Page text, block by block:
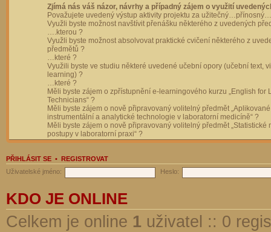
Zjímá nás váš názor, návrhy a případný zájem o využití
Považujete uvedený výstup aktivity projektu za
Využli byste možnost navštívit přenášku některého z uvedených
….kterou ?
Využli byste možnost absolvovat praktické cvičení některého z
předmětů ?
…které ?
Využili byste ve studiu některé uvedené učební opory (učební text,
learning) ?
…které ?
Měli byste zájem o zpřístupnění e-learningového kurzu „English for
Technicians“ ?
Měli byste zájem o nově připravovaný volitelný předmět „Aplikované
instrumentální a analytické technologie v laboratorní medicíně“ ?
Měli byste zájem o nově připravovaný volitelný předmět „Statistické
postupy v laboratorní praxi“ ?
PŘIHLÁSIT SE • REGISTROVAT
Uživatelské jméno:
Heslo:
KDO JE ONLINE
Celkem je online 1 uživatel :: 0